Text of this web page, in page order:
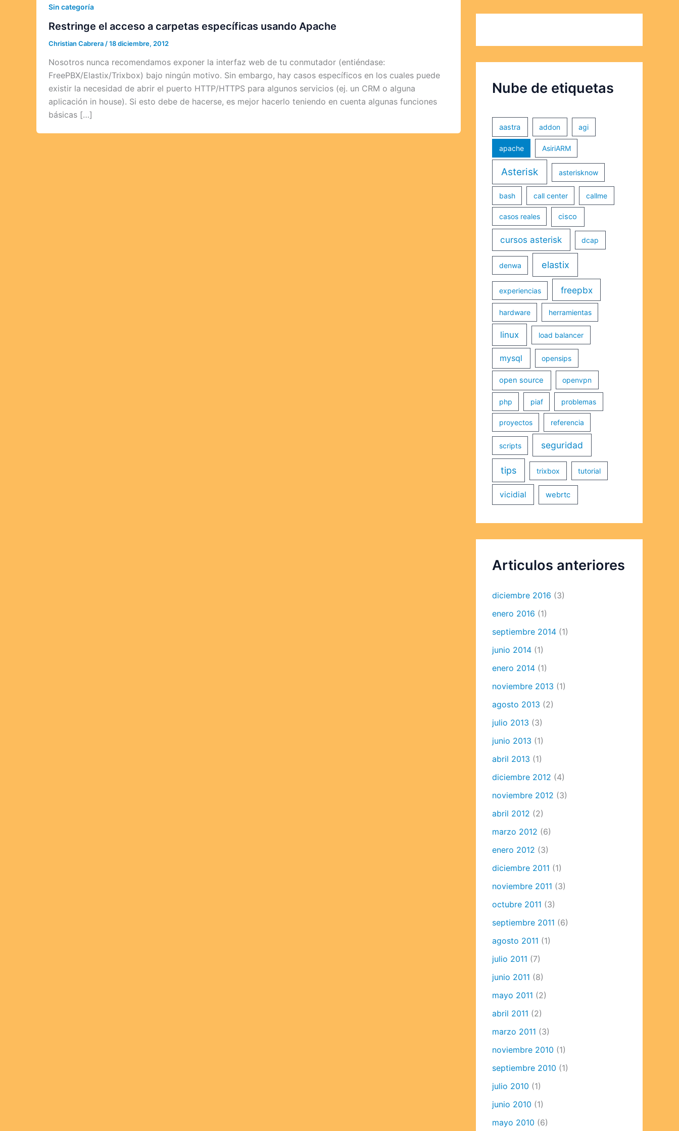
Sin categoría
Restringe el acceso a carpetas específicas usando Apache
Christian Cabrera /18 diciembre, 2012
Nosotros nunca recomendamos exponer la interfaz web de tu conmutador (entiéndase:
FreePBX/Elastix/Trixbox) bajo ningún motivo. Sin embargo, hay casos específicos en los cuales puede
existir la necesidad de abrir el puerto HTTP/HTTPS para algunos servicios (ej. un CRM o alguna
aplicación in house). Si esto debe de hacerse, es mejor hacerlo teniendo en cuenta algunas funciones
básicas […]
Nube de etiquetas
aastra addon agi
apache AsiriARM
Asterisk asterisknow
bash call center callme
casos reales cisco
cursos asterisk dcap
denwa elastix
experiencias freepbx
hardware herramientas
linux load balancer
mysql opensips
open source openvpn
php piaf problemas
proyectos referencia
scripts seguridad
tips trixbox tutorial
vicidial webrtc
Articulos anteriores
diciembre 2016 (3)
enero 2016 (1)
septiembre 2014 (1)
junio 2014 (1)
enero 2014 (1)
noviembre 2013 (1)
agosto 2013 (2)
julio 2013 (3)
junio 2013 (1)
abril 2013 (1)
diciembre 2012 (4)
noviembre 2012 (3)
abril 2012 (2)
marzo 2012 (6)
enero 2012 (3)
diciembre 2011 (1)
noviembre 2011 (3)
octubre 2011 (3)
septiembre 2011 (6)
agosto 2011 (1)
julio 2011 (7)
junio 2011 (8)
mayo 2011 (2)
abril 2011 (2)
marzo 2011 (3)
noviembre 2010 (1)
septiembre 2010 (1)
julio 2010 (1)
junio 2010 (1)
mayo 2010 (6)